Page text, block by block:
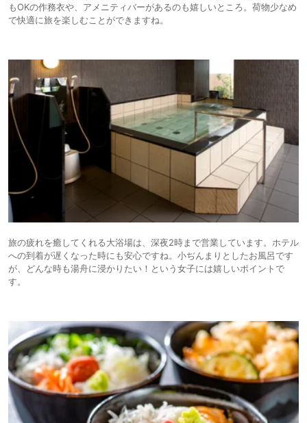
もOKの作務衣や、アメニティバーがあるのも嬉しいところ。荷物少なめ
で快適に旅を楽しむことができますね。
旅の疲れを癒してくれる大浴場は、深夜2時まで営業しています。ホテル
への到着が遅くなった時にも安心ですね。小ぢんまりとしたお風呂です
が、どんな時も湯舟に浸かりたい！という女子には嬉しいポイントで
す。